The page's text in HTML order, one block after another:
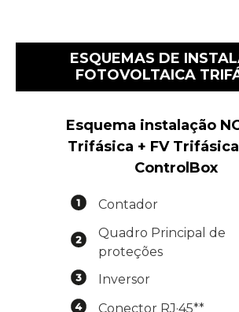
ESQUEMAS DE
FOTOVOLTAICA
Esquema instalação
Trifásica + FV Trifásica
ControlBox
Contador
Quadro Principal de
proteções
Inversor
Conector RJ·45**